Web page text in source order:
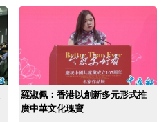
羅淑佩：香港以創新多元形式推
廣中華文化瑰寶